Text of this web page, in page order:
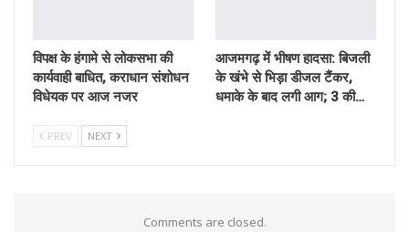
विपक्ष के हंगामे से लोकसभा की
कार्यवाही बाधित, कराधान संशोधन
विधेयक पर आज नजर
आजमगढ़ में भीषण हादसा: बिजली
के खंभे से भिड़ा डीजल टैंकर,
धमाके के बाद लगी आग; 3 की…
PREV NEXT
Comments are closed.